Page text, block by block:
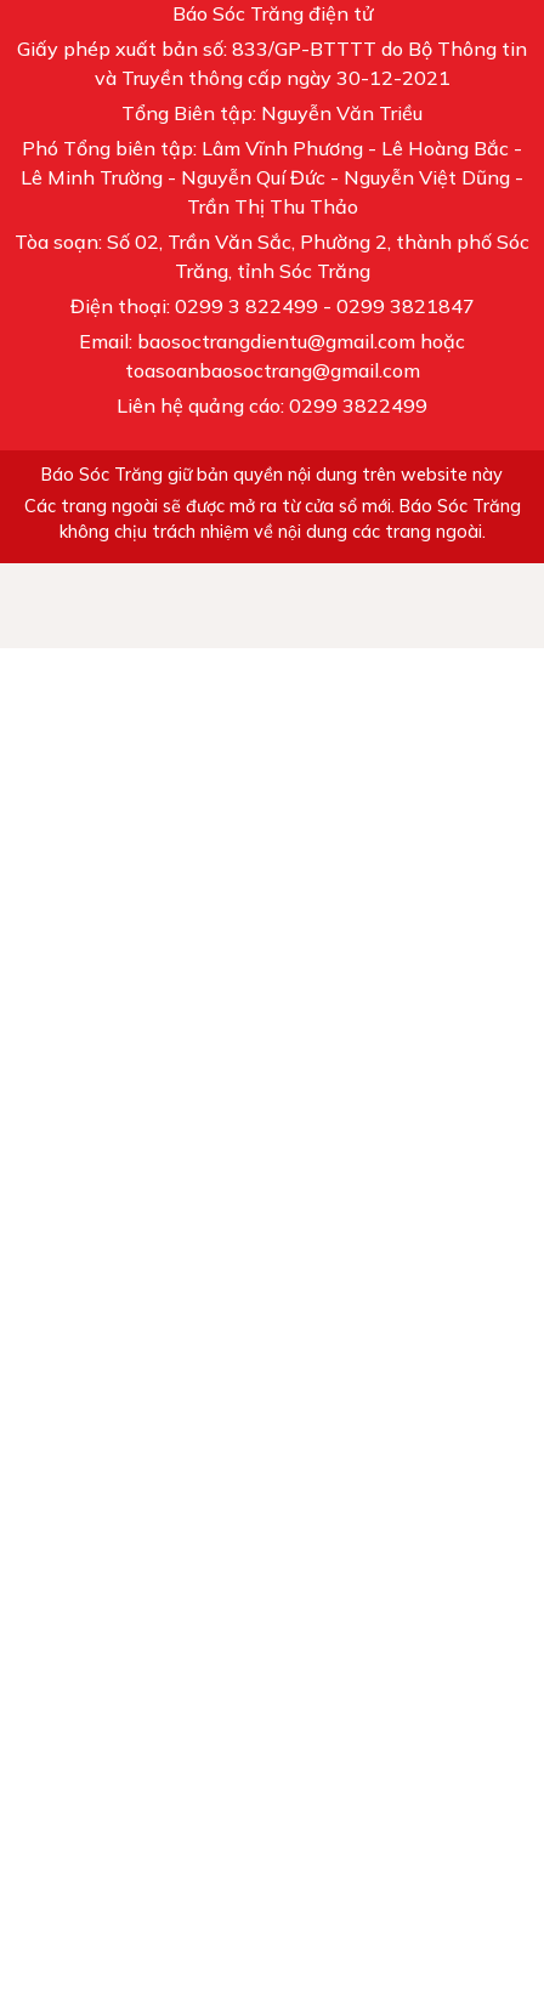
Báo Sóc Trăng điện tử
Giấy phép xuất bản số: 833/GP-BTTTT do Bộ Thông tin
và Truyền thông cấp ngày 30-12-2021
Tổng Biên tập: Nguyễn Văn Triều
Phó Tổng biên tập: Lâm Vĩnh Phương - Lê Hoàng Bắc -
Lê Minh Trường - Nguyễn Quí Đức - Nguyễn Việt Dũng -
Trần Thị Thu Thảo
Tòa soạn: Số 02, Trần Văn Sắc, Phường 2, thành phố Sóc
Trăng, tỉnh Sóc Trăng
Điện thoại: 0299 3 822499 - 0299 3821847
Email: baosoctrangdientu@gmail.com hoặc
toasoanbaosoctrang@gmail.com
Liên hệ quảng cáo: 0299 3822499
Báo Sóc Trăng giữ bản quyền nội dung trên website này
Các trang ngoài sẽ được mở ra từ cửa sổ mới. Báo Sóc Trăng
không chịu trách nhiệm về nội dung các trang ngoài.